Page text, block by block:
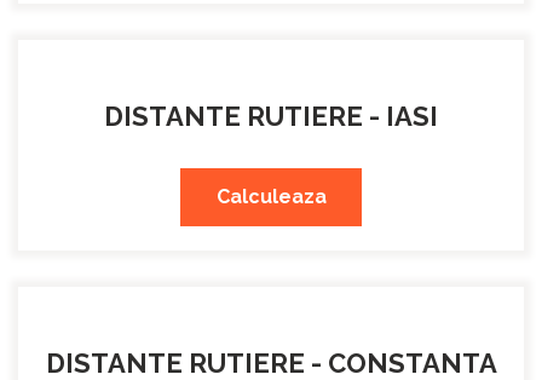
DISTANTE RUTIERE - IASI
Calculeaza
DISTANTE RUTIERE - CONSTANTA